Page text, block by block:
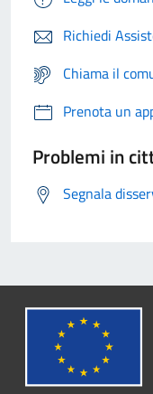
Richiedi
Chiama il
Prenota un
Problemi in
Segnala